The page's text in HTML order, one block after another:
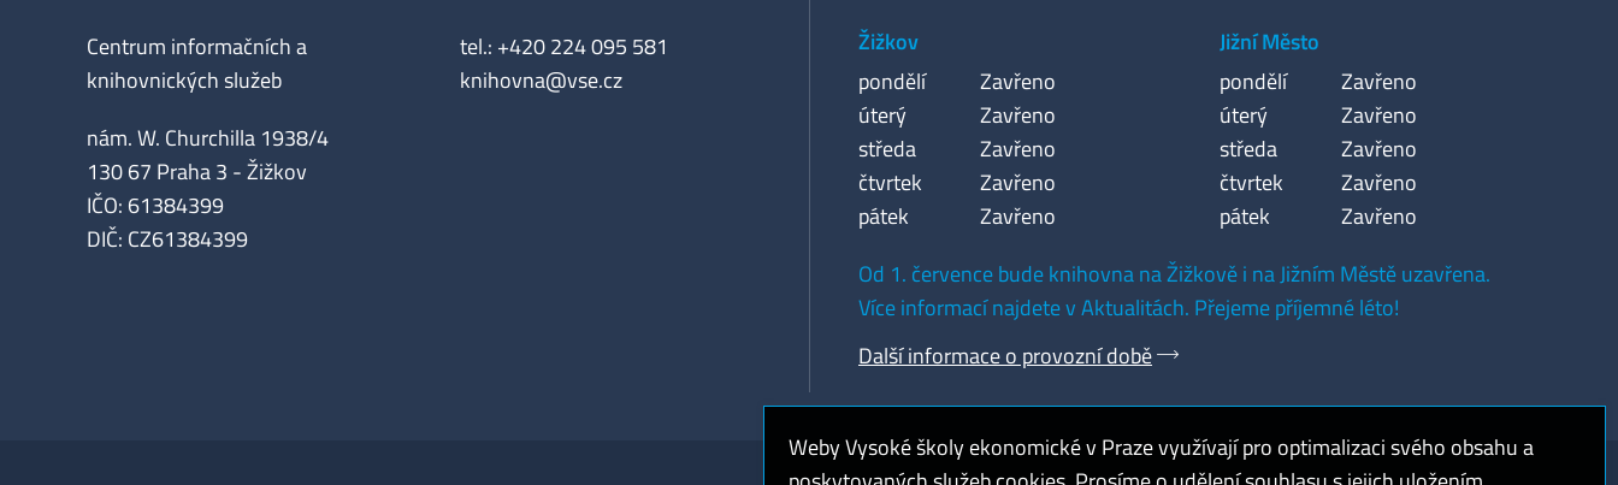
Centrum informačních a
knihovnických služeb
tel.: +420 224 095 581
knihovna@vse.cz
nám. W. Churchilla 1938/4
130 67 Praha 3 - Žižkov
IČO: 61384399
DIČ: CZ61384399
Žižkov
pondělí
Zavřeno
úterý
Zavřeno
středa
Zavřeno
čtvrtek
Zavřeno
pátek
Zavřeno
Jižní Město
pondělí
Zavřeno
úterý
Zavřeno
středa
Zavřeno
čtvrtek
Zavřeno
pátek
Zavřeno
Od 1. července bude knihovna na Žižkově i na Jižním Městě uzavřena.
Více informací najdete v Aktualitách. Přejeme příjemné léto!
Další informace o provozní době
Weby Vysoké školy ekonomické v Praze využívají pro optimalizaci svého obsahu a